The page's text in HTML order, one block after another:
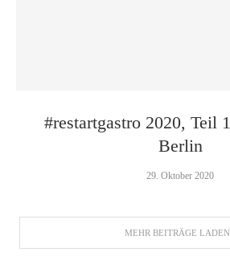
#restartgastro 2020, Teil
Berlin
29. Oktober 2020
MEHR BEITRÄGE LADEN